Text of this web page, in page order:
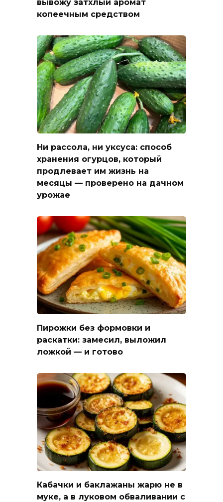
вывожу затхлый аромат
копеечным средством
Ни рассола, ни уксуса: способ
хранения огурцов, который
продлевает им жизнь на
месяцы — проверено на дачном
урожае
Пирожки без формовки и
раскатки: замесил, выложил
ложкой — и готово
Кабачки и баклажаны жарю не в
муке, а в луковом обваливании с